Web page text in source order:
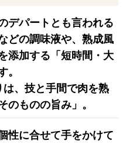
デパートとも言われる
どの調味液や、熟成風
添加する「短時間・大
。
、技と手間で肉を熟
のものの旨み」。
性に合せて手をかけて